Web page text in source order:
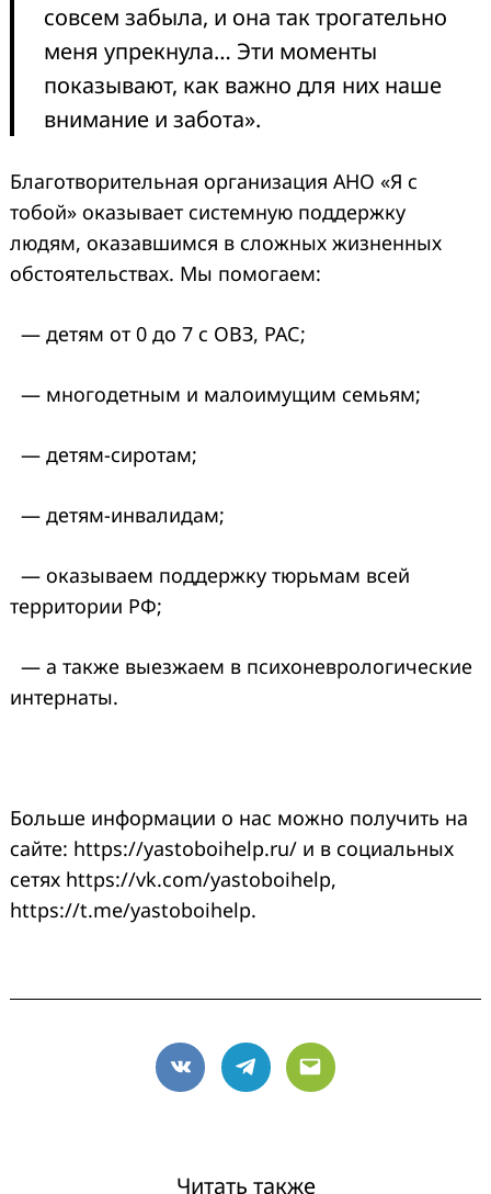
совсем забыла, и она так трогательно
меня упрекнула… Эти моменты
показывают, как важно для них наше
внимание и забота».
Благотворительная организация АНО «Я с
тобой» оказывает системную поддержку
людям, оказавшимся в сложных жизненных
обстоятельствах. Мы помогаем:
— детям от 0 до 7 с ОВЗ, РАС;
— многодетным и малоимущим семьям;
— детям-сиротам;
— детям-инвалидам;
— оказываем поддержку тюрьмам всей
территории РФ;
— а также выезжаем в психоневрологические
интернаты.
Больше информации о нас можно получить на
сайте: https://yastoboihelp.ru/ и в социальных
сетях https://vk.com/yastoboihelp,
https://t.me/yastoboihelp.
VK Telegram
Email
Читать также